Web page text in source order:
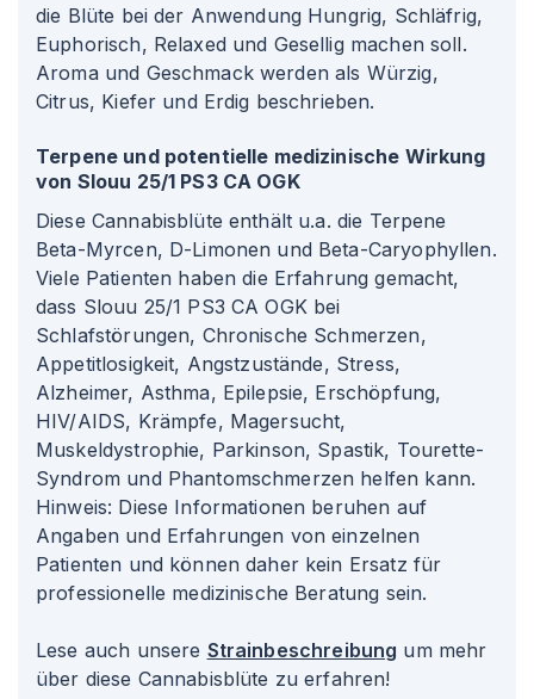
die Blüte bei der Anwendung Hungrig, Schläfrig,
Euphorisch, Relaxed und Gesellig machen soll.
Aroma und Geschmack werden als Würzig,
Citrus, Kiefer und Erdig beschrieben.
Terpene und potentielle medizinische Wirkung
von Slouu 25/1 PS3 CA OGK
Diese Cannabisblüte enthält u.a. die Terpene
Beta-Myrcen, D-Limonen und Beta-Caryophyllen.
Viele Patienten haben die Erfahrung gemacht,
dass Slouu 25/1 PS3 CA OGK bei
Schlafstörungen, Chronische Schmerzen,
Appetitlosigkeit, Angstzustände, Stress,
Alzheimer, Asthma, Epilepsie, Erschöpfung,
HIV/AIDS, Krämpfe, Magersucht,
Muskeldystrophie, Parkinson, Spastik, Tourette-
Syndrom und Phantomschmerzen helfen kann.
Hinweis: Diese Informationen beruhen auf
Angaben und Erfahrungen von einzelnen
Patienten und können daher kein Ersatz für
professionelle medizinische Beratung sein.
Lese auch unsere Strainbeschreibung um mehr
über diese Cannabisblüte zu erfahren!